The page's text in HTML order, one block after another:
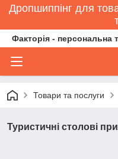
Дропшиппінг для
Факторія - персональна
Товари та послуги
Туристичні столові